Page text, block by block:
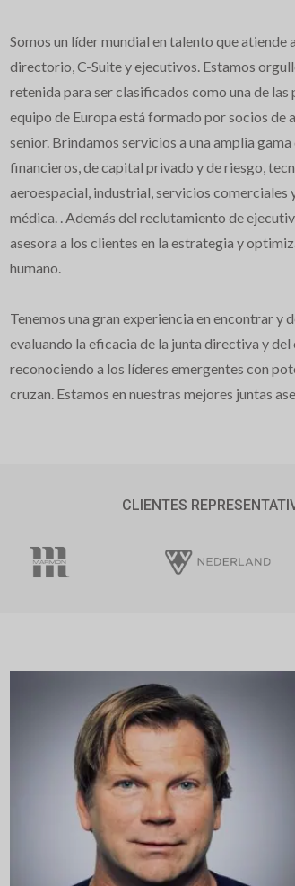
Somos un líder mundial en talento que
directorio, C-Suite y ejecutivos. Estamos
retenida para ser clasificados como una de
equipo de Europa está formado por socios
senior. Brindamos servicios a una amplia
financieros, de capital privado y de riesgo,
aeroespacial, industrial, servicios comerciales
médica. . Además del reclutamiento de
asesora a los clientes en la estrategia y
humano.
Tenemos una gran experiencia en encontrar y
evaluando la eficacia de la junta directiva y
reconociendo a los líderes emergentes con
cruzan. Estamos en nuestras mejores juntas
CLIENTES